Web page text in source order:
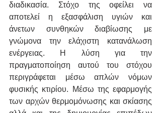
διαδικασία. Στόχο της οφείλει να
αποτελεί η εξασφάλιση υγιών και
άνετων συνθηκών διαβίωσης με
γνώμονα την ελάχιστη κατανάλωση
ενέργειας. Η λύση για την
πραγματοποίηση αυτού του στόχου
περιγράφεται μέσω απλών νόμων
φυσικής κτιρίου. Μέσω της εφαρμογής
των αρχών θερμομόνωσης και σκίασης